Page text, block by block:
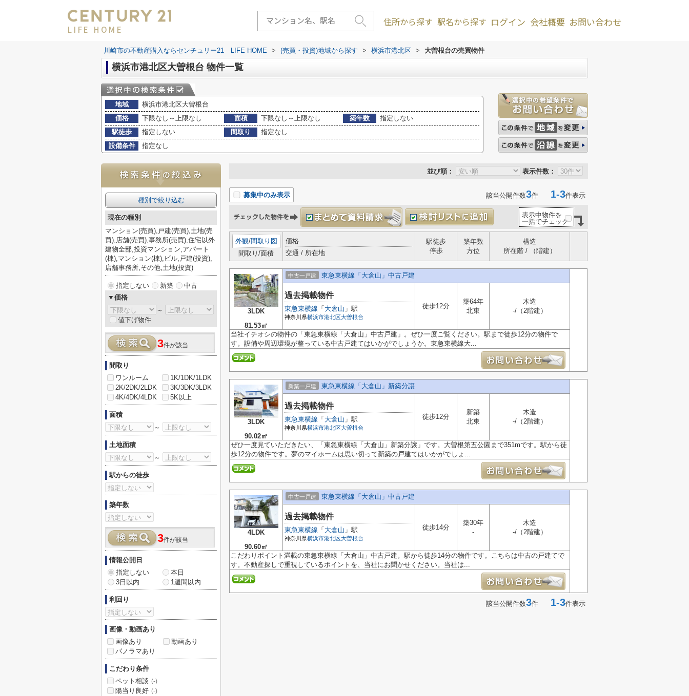
LIFE HOME
住所から探す 駅名から探す ログイン 会社概要 お問い合わせ
川崎市の不動産購入ならセンチュリー21 LIFE HOME > (売買・投資)地域から探す > 横浜市港北区 > 大曽根台の売買物件
横浜市港北区大曽根台 物件一覧
地域
横浜市港北区大曽根台
価格
下限なし～上限なし 面積 下限なし～上限なし 築年数
指定しない
駅徒歩
指定しない 間取り
指定なし
設備条件
指定なし
並び順： 表示件数：
募集中のみ表示 該当公開件数3件 1-3件表示
表示中物件を
一括でチェック
外観/間取り図
間取り/面積
価格
交通 / 所在地
駅徒歩
停歩
築年数
方位
構造
所在階 / （階建）
3LDK
81.53㎡
中古一戸建 東急東横線「大倉山」中古戸建
過去掲載物件
東急東横線 「 大倉山 」駅
神奈川県横浜市港北区大曽根台
徒歩12分
築64年
北東
木造
-/（2階建）
当社イチオシの物件の「東急東横線「大倉山」中古戸建」。ぜひ一度ご覧ください。駅まで徒歩12分の物件で
す。設備や周辺環境が整っている中古戸建てはいかがでしょうか。東急東横線大...
3LDK
90.02㎡
新築一戸建 東急東横線「大倉山」新築分譲
過去掲載物件
東急東横線 「 大倉山 」駅
神奈川県横浜市港北区大曽根台
徒歩12分
新築
北東
木造
-/（2階建）
ぜひ一度見ていただきたい、「東急東横線「大倉山」新築分譲」です。大曽根第五公園まで351mです。駅から徒
歩12分の物件です。夢のマイホームは思い切って新築の戸建てはいかがでしょ...
4LDK
90.60㎡
中古一戸建 東急東横線「大倉山」中古戸建
過去掲載物件
東急東横線 「 大倉山 」駅
神奈川県横浜市港北区大曽根台
徒歩14分
築30年
-
木造
-/（2階建）
こだわりポイント満載の東急東横線「大倉山」中古戸建。駅から徒歩14分の物件です。こちらは中古の戸建てで
す。不動産探しで重視しているポイントを、当社にお聞かせください。当社は...
該当公開件数3件 1-3件表示
種別で絞り込む
現在の種別
マンション(売買),戸建(売買),土地(売
買),店舗(売買),事務所(売買),住宅以外
建物全部,投資マンション,アパート
(棟),マンション(棟),ビル,戸建(投資),
店舗事務所,その他,土地(投資)
指定しない 新築
中古
▼価格
～
値下げ物件
3件が該当
間取り
ワンルーム
1K/1DK/1LDK
2K/2DK/2LDK
3K/3DK/3LDK
4K/4DK/4LDK
5K以上
面積
～
土地面積
～
駅からの徒歩
築年数
3件が該当
情報公開日
指定しない
本日
3日以内
1週間以内
利回り
画像・動画あり
画像あり
動画あり
パノラマあり
こだわり条件
ペット相談 (-)
陽当り良好 (-)